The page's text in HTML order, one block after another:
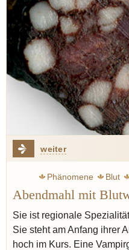
weiter
Phänomene Blut
Blutwurst
Homer
Abendmahl mit
Sie ist regionale
Sie steht am Anfang ihrer
hoch im Kurs. Eine